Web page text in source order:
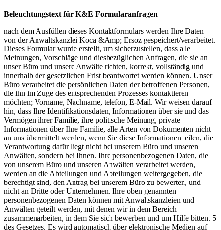
Beleuchtungstext für K&E Formularanfragen
nach dem Ausfüllen dieses Kontaktformulars werden Ihre Daten
von der Anwaltskanzlei Koca &Amp; Ersoz gespeichert/verarbeitet.
Dieses Formular wurde erstellt, um sicherzustellen, dass alle
Meinungen, Vorschläge und diesbezüglichen Anfragen, die sie an
unser Büro und unsere Anwälte richten, korrekt, vollständig und
innerhalb der gesetzlichen Frist beantwortet werden können. Unser
Büro verarbeitet die persönlichen Daten der betroffenen Personen,
die ihn im Zuge des entsprechenden Prozesses kontaktieren
möchten; Vorname, Nachname, telefon, E-Mail. Wir weisen darauf
hin, dass Ihre Identifikationsdaten, Informationen über sie und das
Vermögen ihrer Familie, ihre politische Meinung, private
Informationen über Ihre Familie, alle Arten von Dokumenten nicht
an uns übermittelt werden, wenn Sie diese Informationen teilen, die
Verantwortung dafür liegt nicht bei unserem Büro und unseren
Anwälten, sondern bei Ihnen. Ihre personenbezogenen Daten, die
von unserem Büro und unseren Anwälten verarbeitet werden,
werden an die Abteilungen und Abteilungen weitergegeben, die
berechtigt sind, den Antrag bei unserem Büro zu bewerten, und
nicht an Dritte oder Unternehmen. Ihre oben genannten
personenbezogenen Daten können mit Anwaltskanzleien und
Anwälten geteilt werden, mit denen wir in dem Bereich
zusammenarbeiten, in dem Sie sich bewerben und um Hilfe bitten. 5
des Gesetzes. Es wird automatisch über elektronische Medien auf